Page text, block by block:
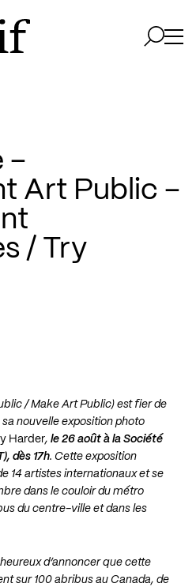
–
Art Public –
/ Try
/ Make Art Public) est fier de
nouvelle exposition photo
Harder, le 26 août à la Société
, dès 17h. Cette exposition
14 artistes internationaux et se
dans le couloir du métro
du centre-ville et dans les
d’annoncer que cette
sur 100 abribus au Canada, de